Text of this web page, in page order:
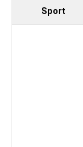
Sport